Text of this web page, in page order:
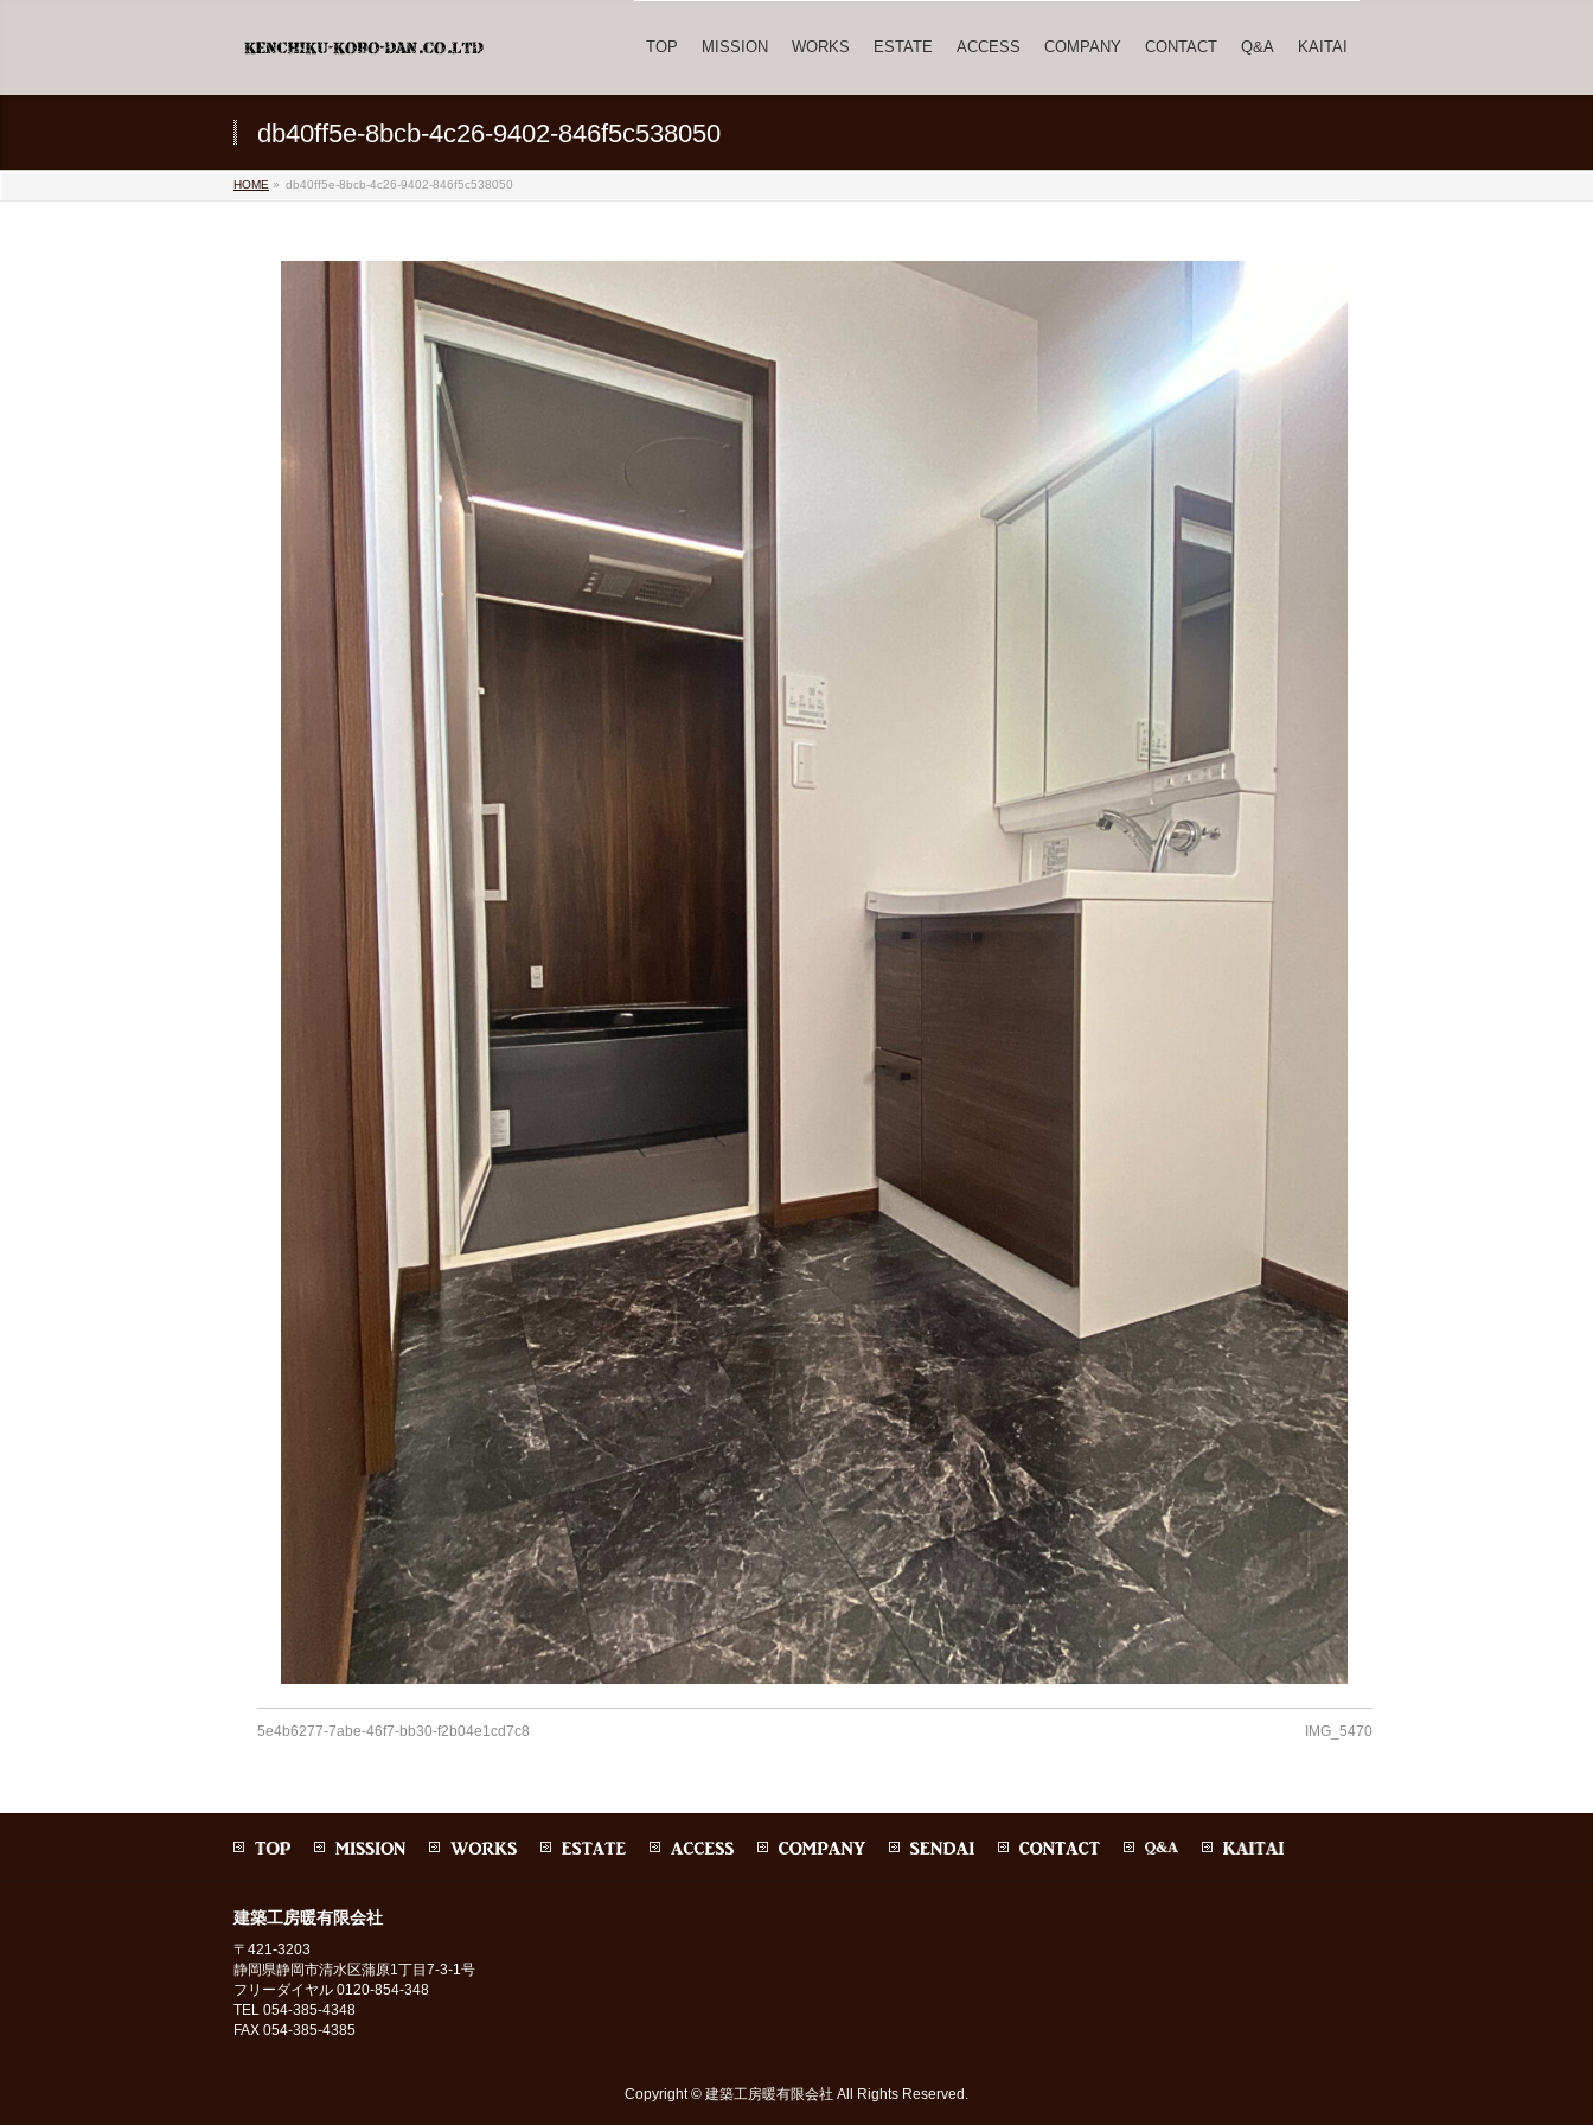
TOP MISSION WORKS ESTATE ACCESS COMPANY CONTACT Q&A KAITAI
db40ff5e-8bcb-4c26-9402-846f5c538050
HOME » db40ff5e-8bcb-4c26-9402-846f5c538050
5e4b6277-7abe-46f7-bb30-f2b04e1cd7c8 IMG_5470
建築工房暖有限会社
〒421-3203
静岡県静岡市清水区蒲原1丁目7-3-1号
フリーダイヤル 0120-854-348
TEL 054-385-4348
FAX 054-385-4385
Copyright © 建築工房暖有限会社 All Rights Reserved.